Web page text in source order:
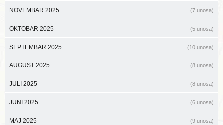
NOVEMBAR 2025 (7 unosa)
OKTOBAR 2025 (5 unosa)
SEPTEMBAR 2025 (10 unosa)
AUGUST 2025 (8 unosa)
JULI 2025 (8 unosa)
JUNI 2025 (6 unosa)
MAJ 2025 (9 unosa)